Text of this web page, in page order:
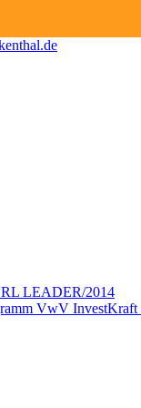
RL LEADER/2014
VwV